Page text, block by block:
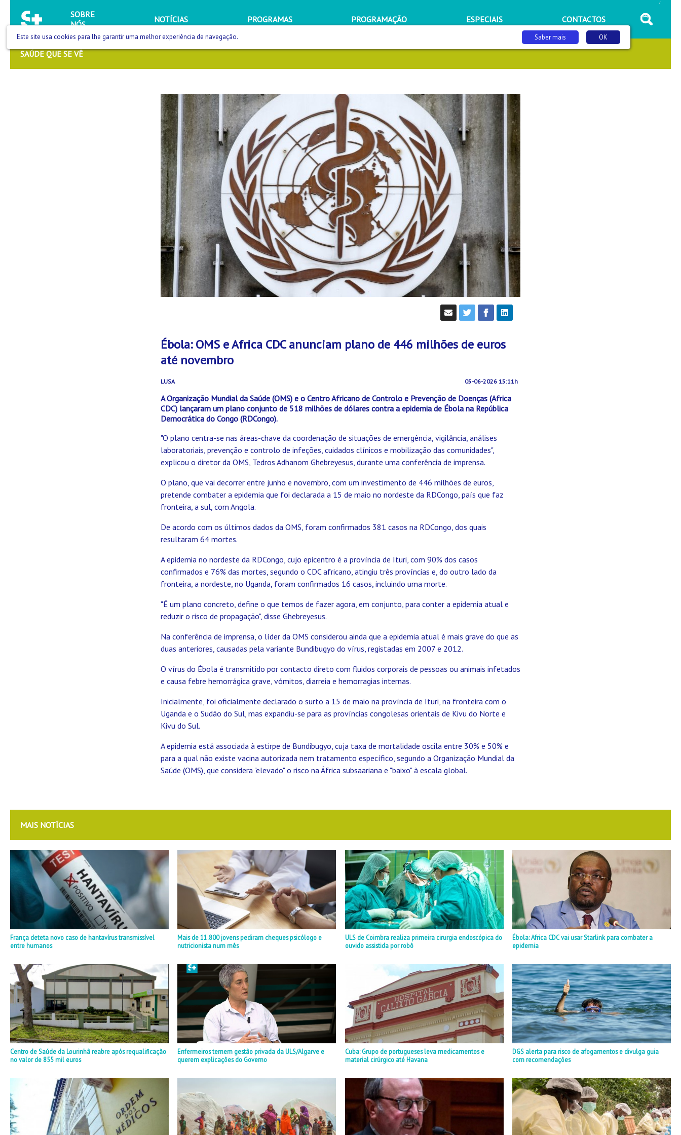
SOBRE
NÓS
NOTÍCIAS PROGRAMAS PROGRAMAÇÃO ESPECIAIS CONTACTOS
/
SAÚDE QUE SE VÊ
Ébola: OMS e Africa CDC anunciam plano de 446 milhões de euros
até novembro
LUSA 05-06-2026 15:11h
A Organização Mundial da Saúde (OMS) e o Centro Africano de Controlo e Prevenção de Doenças (Africa
CDC) lançaram um plano conjunto de 518 milhões de dólares contra a epidemia de Ébola na República
Democrática do Congo (RDCongo).
"O plano centra-se nas áreas-chave da coordenação de situações de emergência, vigilância, análises
laboratoriais, prevenção e controlo de infeções, cuidados clínicos e mobilização das comunidades",
explicou o diretor da OMS, Tedros Adhanom Ghebreyesus, durante uma conferência de imprensa.
O plano, que vai decorrer entre junho e novembro, com um investimento de 446 milhões de euros,
pretende combater a epidemia que foi declarada a 15 de maio no nordeste da RDCongo, país que faz
fronteira, a sul, com Angola.
De acordo com os últimos dados da OMS, foram confirmados 381 casos na RDCongo, dos quais
resultaram 64 mortes.
A epidemia no nordeste da RDCongo, cujo epicentro é a província de Ituri, com 90% dos casos
confirmados e 76% das mortes, segundo o CDC africano, atingiu três províncias e, do outro lado da
fronteira, a nordeste, no Uganda, foram confirmados 16 casos, incluindo uma morte.
"É um plano concreto, define o que temos de fazer agora, em conjunto, para conter a epidemia atual e
reduzir o risco de propagação", disse Ghebreyesus.
Na conferência de imprensa, o líder da OMS considerou ainda que a epidemia atual é mais grave do que as
duas anteriores, causadas pela variante Bundibugyo do vírus, registadas em 2007 e 2012.
O vírus do Ébola é transmitido por contacto direto com fluidos corporais de pessoas ou animais infetados
e causa febre hemorrágica grave, vómitos, diarreia e hemorragias internas.
Inicialmente, foi oficialmente declarado o surto a 15 de maio na província de Ituri, na fronteira com o
Uganda e o Sudão do Sul, mas expandiu-se para as províncias congolesas orientais de Kivu do Norte e
Kivu do Sul.
A epidemia está associada à estirpe de Bundibugyo, cuja taxa de mortalidade oscila entre 30% e 50% e
para a qual não existe vacina autorizada nem tratamento específico, segundo a Organização Mundial da
Saúde (OMS), que considera "elevado" o risco na África subsaariana e "baixo" à escala global.
MAIS NOTÍCIAS
França deteta novo caso de hantavírus transmissível
entre humanos
Mais de 11.800 jovens pediram cheques psicólogo e
nutricionista num mês
ULS de Coimbra realiza primeira cirurgia endoscópica do
ouvido assistida por robô
Ébola: Africa CDC vai usar Starlink para combater a
epidemia
Centro de Saúde da Lourinhã reabre após requalificação
no valor de 855 mil euros
Enfermeiros temem gestão privada da ULS/Algarve e
querem explicações do Governo
Cuba: Grupo de portugueses leva medicamentos e
material cirúrgico até Havana
DGS alerta para risco de afogamentos e divulga guia
com recomendações
Este site usa cookies para lhe garantir uma melhor experiência de navegação. OK
Saber mais